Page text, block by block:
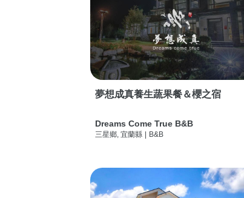
夢想成真養生蔬果餐＆櫻之宿
Dreams Come True B&B
三星鄉, 宜蘭縣 | B&B